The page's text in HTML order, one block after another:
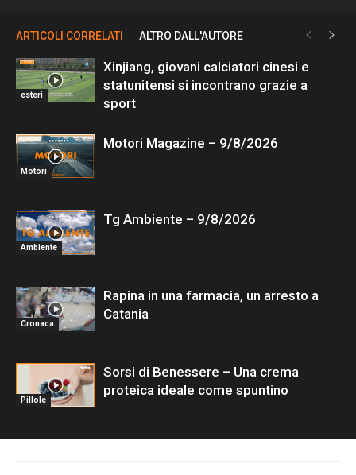
ARTICOLI CORRELATI ALTRO DALL'AUTORE
esteri
Xinjiang, giovani calciatori cinesi e
statunitensi si incontrano grazie a
sport
Motori
Motori Magazine – 9/8/2026
Ambiente
Tg Ambiente – 9/8/2026
Cronaca
Rapina in una farmacia, un arresto a
Catania
Pillole
Sorsi di Benessere – Una crema
proteica ideale come spuntino